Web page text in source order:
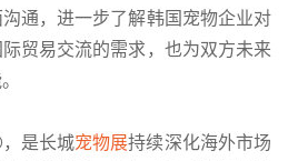
通，进一步了解韩国宠物企业对
贸易交流的需求，也为双方未来
是长城宠物展持续深化海外市场